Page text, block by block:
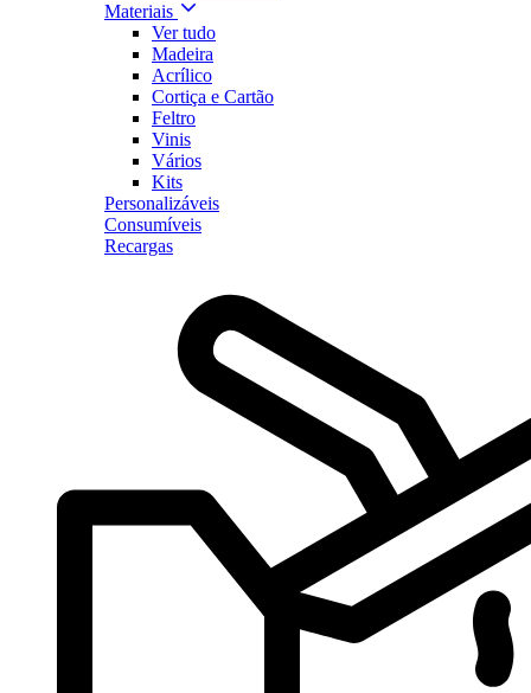
Materiais
Ver tudo
Madeira
Acrílico
Cortiça e Cartão
Feltro
Vinis
Vários
Kits
Personalizáveis
Consumíveis
Recargas